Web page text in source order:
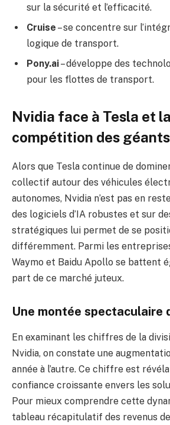
sur la sécurité et l’efficacité.
Cruise – se concentre sur
logique de transport.
Pony.ai– développe des
pour les flottes de transport.
Nvidia face à Tesla et la
compétition des géants
Alors que Tesla continue de
collectif autour des véhicules
autonomes, Nvidia n’est pas en
des logiciels d’IA robustes et sur
stratégiques lui permet de se
différemment. Parmi les
Waymo et Baidu Apollo se battent
part de ce marché juteux.
Une montée spectaculaire
En examinant les chiffres de la
Nvidia, on constate une
année à l’autre. Ce chiffre est
confiance croissante envers les
Pour mieux comprendre cette
tableau récapitulatif des revenus